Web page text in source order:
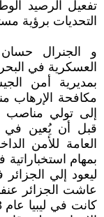
تفعيل الرصيد
التحديات برؤية
العسكرية في
بمديرية أمن
إلى تولي مناصب
العامة للأمن
بمهام
عاشت الجزائر